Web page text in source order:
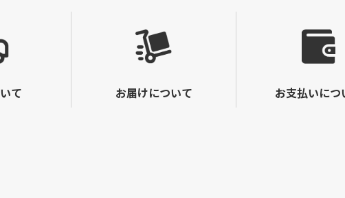
て お届けについて お支払いにつ